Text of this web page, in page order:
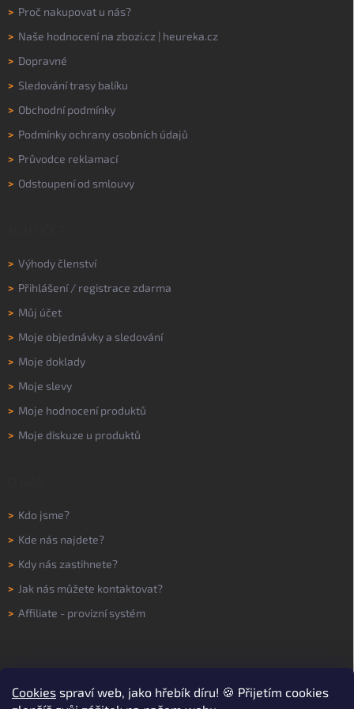
Cookies spraví web, jako hřebík díru! 🍪 Přijetím cookies
> Proč nakupovat u nás?
> Naše hodnocení na zbozi.cz | heureka.cz
> Dopravné
> Sledování trasy balíku
> Obchodní podmínky
> Podmínky ochrany osobních údajů
> Průvodce reklamací
> Odstoupení od smlouvy
> Výhody členství
> Přihlášení/ registrace zdarma
> Můj účet
> Moje objednávky a sledování
> Moje doklady
> Moje slevy
> Moje hodnocení produktů
> Moje diskuze u produktů
> Kdo jsme?
> Kde nás najdete?
> Kdy nás zastihnete?
> Jak nás můžete kontaktovat?
> Affiliate - provizní systém